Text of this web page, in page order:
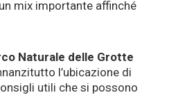
mix importante affinché
Naturale delle Grotte
l’ubicazione di
utili che si possono